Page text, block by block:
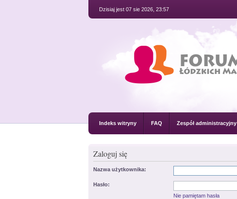
Dzisiaj jest 07 sie 2026, 23:57
Indeks witryny FAQ Zespół administracyjny
Zaloguj się
Nazwa użytkownika:
Hasło:
Nie pamiętam hasła